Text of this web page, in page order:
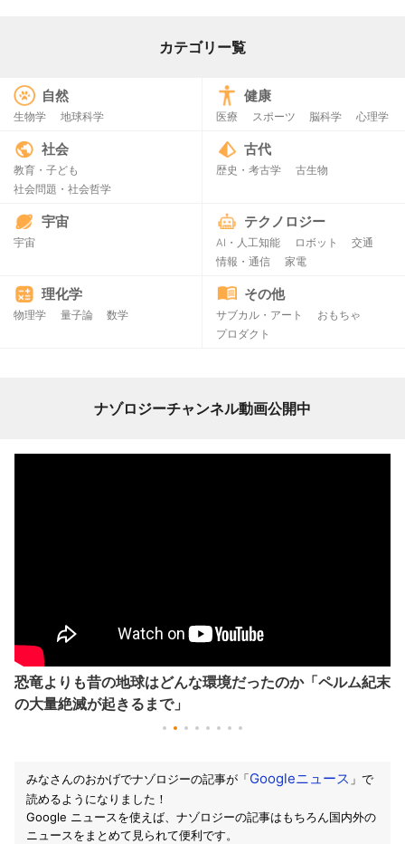
カテゴリー覧
自然
生物学 地球科学
健康
医療 スポーツ 脳科学 心理学
社会
教育・子ども
社会問題・社会哲学
古代
歴史・考古学 古生物
宇宙
宇宙
テクノロジー
AI・人工知能 ロボット
交通
情報・通信
家電
理化学
物理学 量子論 数学
その他
サブカル・アート
おもちゃ
プロダクト
ナゾロジーチャンネル動画公開中
恐竜よりも昔の地球はどんな環境だったのか「ペルム紀末
の大量絶滅が起きるまで」
みなさんのおかげでナゾロジーの記事が「Googleニュース 」で
読めるようになりました！
Google ニュースを使えば、ナゾロジーの記事はもちろん国内外の
ニュースをまとめて見られて便利です。